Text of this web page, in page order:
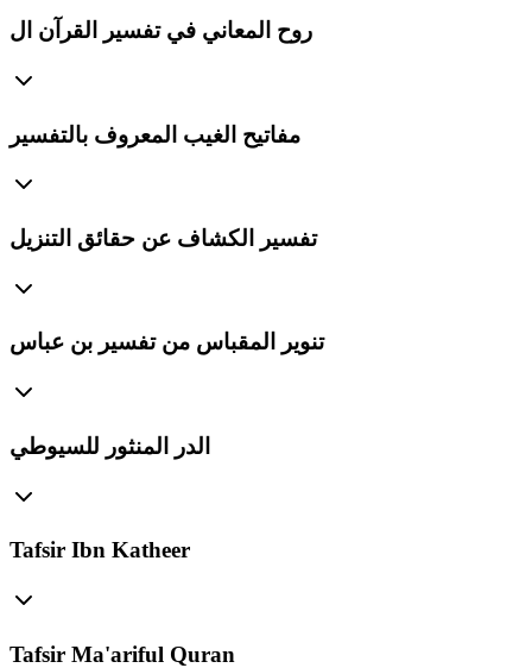
روح المعاني في تفسير القرآن ال
مفاتيح الغيب المعروف بالتفسير
تفسير الكشاف عن حقائق التنزيل
تنوير المقباس من تفسير بن عباس
الدر المنثور للسيوطي
Tafsir Ibn Katheer
Tafsir Ma'ariful Quran